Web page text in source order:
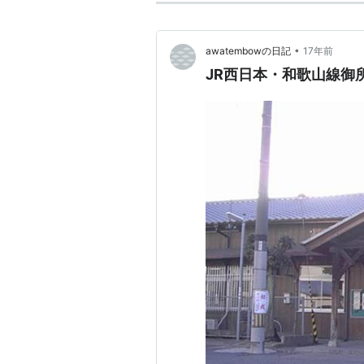
awatembowの日記 • 17年前
JR西日本・和歌山線御